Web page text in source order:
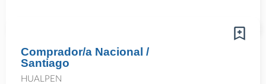
Comprador/a Nacional /
Santiago
HUALPEN